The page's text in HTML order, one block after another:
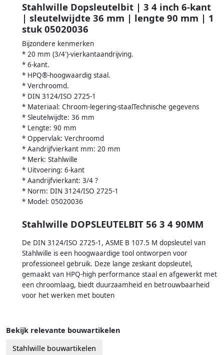
Stahlwille Dopsleutelbit | 3 4 inch 6-kant
| sleutelwijdte 36 mm | lengte 90 mm | 1
stuk 05020036
Bijzondere kenmerken
* 20 mm (3/4')-vierkantaandrijving.
* 6-kant.
* HPQ®-hoogwaardig staal.
* Verchroomd.
* DIN 3124/ISO 2725-1
* Materiaal: Chroom-legering-staalTechnische gegevens
* Sleutelwijdte: 36 mm
* Lengte: 90 mm
* Oppervlak: Verchroomd
* Aandrijfvierkant mm: 20 mm
* Merk: Stahlwille
* Uitvoering: 6-kant
* Aandrijfvierkant: 3/4 ?
* Norm: DIN 3124/ISO 2725-1
* Model: 05020036
Stahlwille DOPSLEUTELBIT 56 3 4 90MM
De DIN 3124/ISO 2725-1, ASME B 107.5 M dopsleutel van
Stahlwille is een hoogwaardige tool ontworpen voor
professioneel gebruik. Deze lange zeskant dopsleutel,
gemaakt van HPQ-high performance staal en afgewerkt met
een chroomlaag, biedt duurzaamheid en betrouwbaarheid
voor het werken met bouten
Bekijk relevante bouwartikelen
Stahlwille bouwartikelen